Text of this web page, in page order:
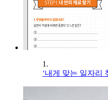
1.
‘내게 맞는 일자리